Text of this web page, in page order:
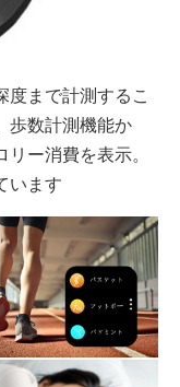
まで計測するこ
歩数計測機能か
ー消費を表示。
います